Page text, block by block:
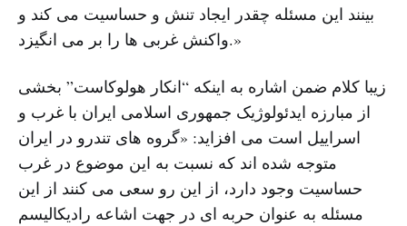
بینند این مسئله چقدر ایجاد تنش و حساسیت مى کند و
واکنش غربى ها را بر مى انگیزد.»
زیبا کلام ضمن اشاره به اینکه “انکار هولوکاست” بخشى
از مبارزه ایدئولوژیک جمهورى اسلامى ایران با غرب و
اسراییل است مى افزاید: «گروه هاى تندرو در ایران
متوجه شده اند که نسبت به این موضوع در غرب
حساسیت وجود دارد، از این رو سعى مى کنند از این
مسئله به عنوان حربه اى در جهت اشاعه رادیکالیسم